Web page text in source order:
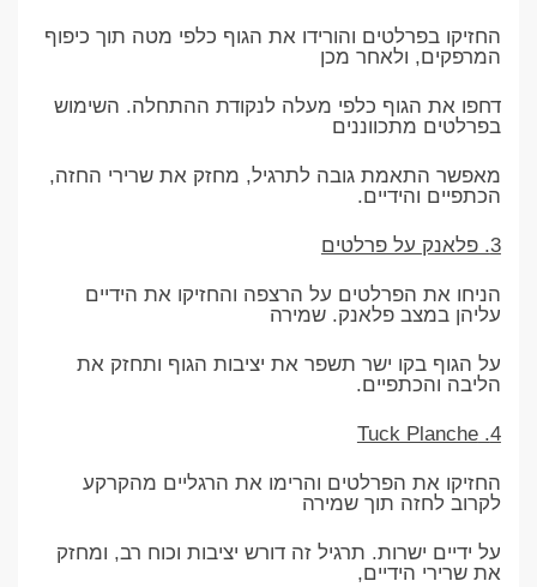
החזיקו בפרלטים והורידו את הגוף כלפי מטה תוך כיפוף
המרפקים, ולאחר מכן
דחפו את הגוף כלפי מעלה לנקודת ההתחלה. השימוש
בפרלטים מתכווננים
מאפשר התאמת גובה לתרגיל, מחזק את שרירי החזה,
הכתפיים והידיים.
3. פלאנק על פרלטים
הניחו את הפרלטים על הרצפה והחזיקו את הידיים
עליהן במצב פלאנק. שמירה
על הגוף בקו ישר תשפר את יציבות הגוף ותחזק את
הליבה והכתפיים.
4. Tuck Planche
החזיקו את הפרלטים והרימו את הרגליים מהקרקע
לקרוב לחזה תוך שמירה
על ידיים ישרות. תרגיל זה דורש יציבות וכוח רב, ומחזק
את שרירי הידיים,